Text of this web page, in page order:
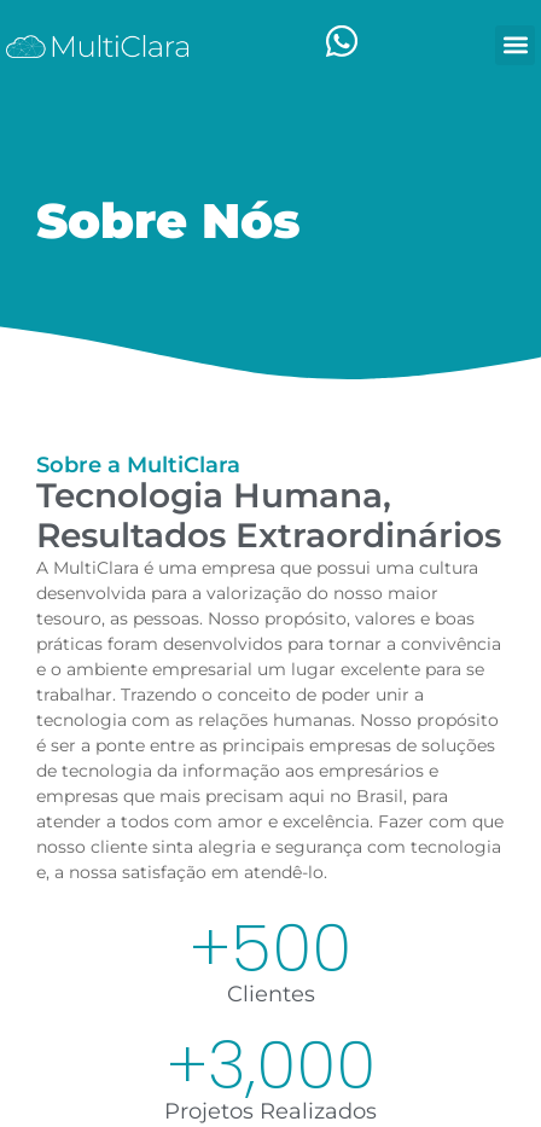
Sobre Nós
Sobre a MultiClara
Tecnologia Humana,
Resultados Extraordinários
A MultiClara é uma empresa que possui uma cultura
desenvolvida para a valorização do nosso maior
tesouro, as pessoas. Nosso propósito, valores e boas
práticas foram desenvolvidos para tornar a convivência
e o ambiente empresarial um lugar excelente para se
trabalhar. Trazendo o conceito de poder unir a
tecnologia com as relações humanas. Nosso propósito
é ser a ponte entre as principais empresas de soluções
de tecnologia da informação aos empresários e
empresas que mais precisam aqui no Brasil, para
atender a todos com amor e excelência. Fazer com que
nosso cliente sinta alegria e segurança com tecnologia
e, a nossa satisfação em atendê-lo.
Clientes
+500
Projetos Realizados
+3,000